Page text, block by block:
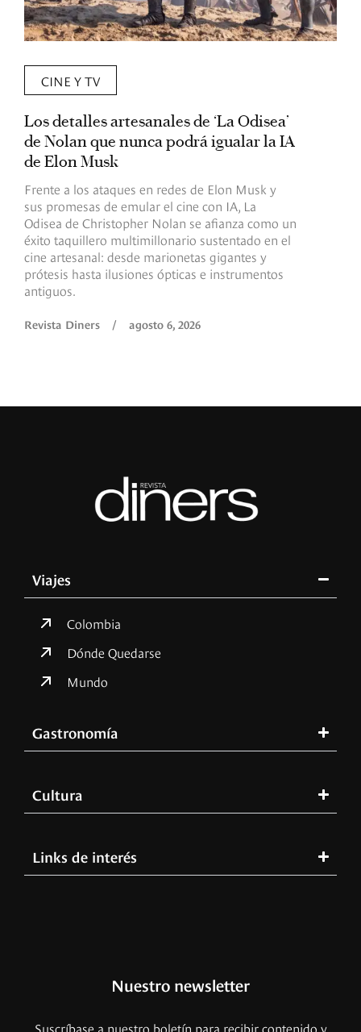
CINE Y TV
Los detalles artesanales de ‘La Odisea’
de Nolan que nunca podrá igualar la IA
de Elon Musk
Frente a los ataques en redes de Elon Musk y
sus promesas de emular el cine con IA, La
Odisea de Christopher Nolan se afianza como un
éxito taquillero multimillonario sustentado en el
cine artesanal: desde marionetas gigantes y
prótesis hasta ilusiones ópticas e instrumentos
antiguos.
Revista Diners / agosto 6, 2026
Viajes
Colombia
Dónde Quedarse
Mundo
Gastronomía
Cultura
Links de interés
Nuestro newsletter
Suscríbase a nuestro boletín para recibir contenido y